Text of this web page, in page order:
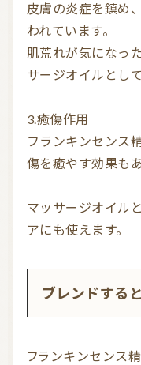
皮膚の炎症を鎮め
われています。
肌荒れが気になっ
サージオイルとし
3.癒傷作用
フランキンセンス
傷を癒やす効果も
マッサージオイル
ブレンドす
フランキンセンス精油と相性が良いのは、柑橘系や